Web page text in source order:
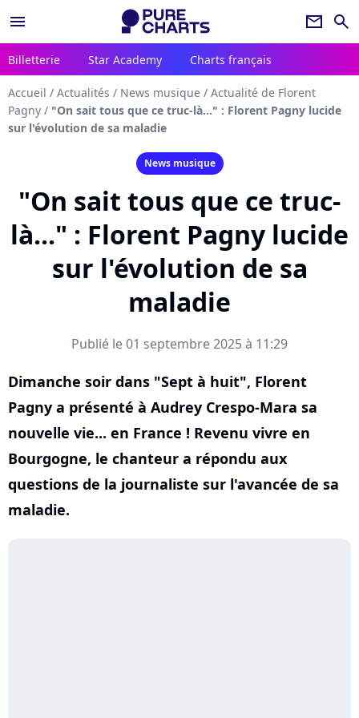
menu newsletter search
Billetterie Star Academy Charts français
Accueil / Actualités / News musique / Actualité de Florent
Pagny / "On sait tous que ce truc-là..." : Florent Pagny lucide
sur l'évolution de sa maladie
News musique
"On sait tous que ce truc-
là..." : Florent Pagny lucide
sur l'évolution de sa
maladie
Publié le 01 septembre 2025 à 11:29
Dimanche soir dans "Sept à huit", Florent
Pagny a présenté à Audrey Crespo-Mara sa
nouvelle vie... en France ! Revenu vivre en
Bourgogne, le chanteur a répondu aux
questions de la journaliste sur l'avancée de sa
maladie.